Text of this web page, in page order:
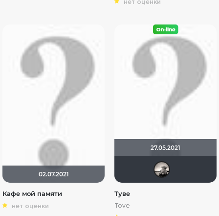
нет оценки
02.07.2021
Кафе мой памяти
нет оценки
27.05.2021
Туве
Tove